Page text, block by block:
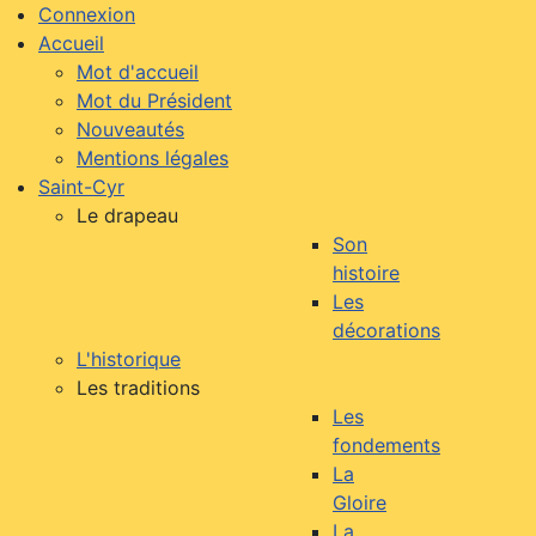
Connexion
Accueil
Mot d'accueil
Mot du Président
Nouveautés
Mentions légales
Saint-Cyr
Le drapeau
Son
histoire
Les
décorations
L'historique
Les traditions
Les
fondements
La
Gloire
La